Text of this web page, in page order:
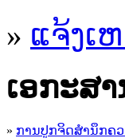
» ແຈ້ງເ
ເອ​ກະ​ສາ
» ການປູກຈິດສໍານຶກຄວ